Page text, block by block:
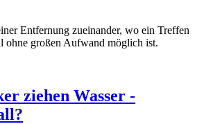
Entfernung zueinander, wo ein Treffen
ohne großen Aufwand möglich ist.
ziehen Wasser -